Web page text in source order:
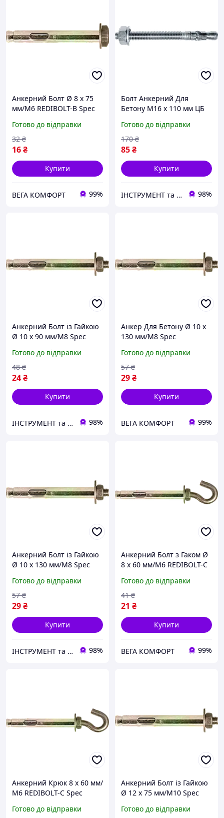
Анкерний Болт Ø 8 х 75
мм/М6 REDIBOLT-B Spec
Готово до відправки
16₴
32 ₴
Купити
ВЕГА КОМФОРТ 99%
Болт Анкерний Для
Бетону М16 х 110 мм ЦБ
Готово до відправки
85₴
170 ₴
Купити
ІНСТРУМЕНТ та МЕТИЗИ 98%
Анкерний Болт із Гайкою
Ø 10 х 90 мм/М8 Spec
Готово до відправки
24₴
48 ₴
Купити
ІНСТРУМЕНТ та МЕТИЗИ 98%
Анкер Для Бетону Ø 10 х
130 мм/М8 Spec
Готово до відправки
29₴
57 ₴
Купити
ВЕГА КОМФОРТ 99%
Анкерний Болт із Гайкою
Ø 10 х 130 мм/М8 Spec
Готово до відправки
29₴
57 ₴
Купити
ІНСТРУМЕНТ та МЕТИЗИ 98%
Анкерний Болт з Гаком Ø
8 х 60 мм/М6 REDIBOLT-C
Готово до відправки
21 ₴
41 ₴
Купити
ВЕГА КОМФОРТ 99%
Анкерний Крюк 8 х 60 мм/
М6 REDIBOLT-C Spec
Готово до відправки
Анкерний Болт із Гайкою
Ø 12 х 75 мм/М10 Spec
Готово до відправки